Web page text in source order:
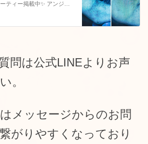
ホットペッパービューティー掲載中✨ アンジェリーク 豊橋店｜ホットペッパービューティー【ホットペッパービューティー】アンジェリーク 豊橋店のサロン情報。サロン…
問は公式LINEよりお声
。
メッセージからのお問
がりやすくなっており